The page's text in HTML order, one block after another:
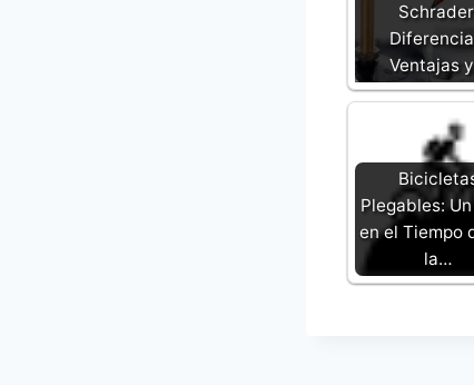
Ventajas
Plegables:
en el Tiempo
la…